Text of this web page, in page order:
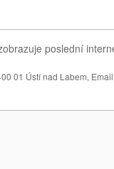
poslední
01 Ústí nad Labem,